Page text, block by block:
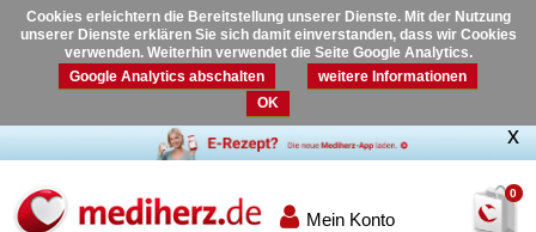
Cookies erleichtern die Bereitstellung unserer Dienste. Mit der Nutzung
unserer Dienste erklären Sie sich damit einverstanden, dass wir Cookies
verwenden. Weiterhin verwendet die Seite Google Analytics.
Google Analytics abschalten
weitere Informationen
OK
0
Mein Konto